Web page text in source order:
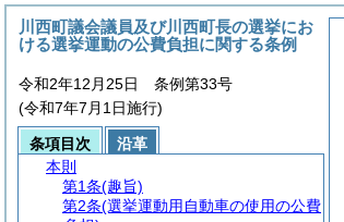
川西町議会議員及び川西町長の選挙にお
ける選挙運動の公費負担に関する条例
令和2年12月25日 条例第33号
(令和7年7月1日施行)
条項目次
沿革
本則
第1条(趣旨)
第2条(選挙運動用自動車の使用の公費